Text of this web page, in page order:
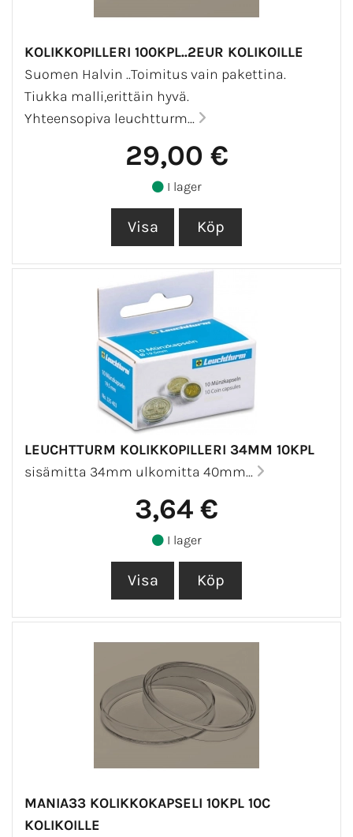
KOLIKKOPILLERI 100KPL..2EUR KOLIKOILLE
Suomen Halvin ..Toimitus vain pakettina.
Tiukka malli,erittäin hyvä.
Yhteensopiva leuchtturm...
29,00 €
I lager
LEUCHTTURM KOLIKKOPILLERI 34MM 10KPL
sisämitta 34mm ulkomitta 40mm...
3,64 €
I lager
MANIA33 KOLIKKOKAPSELI 10KPL 10C
KOLIKOILLE